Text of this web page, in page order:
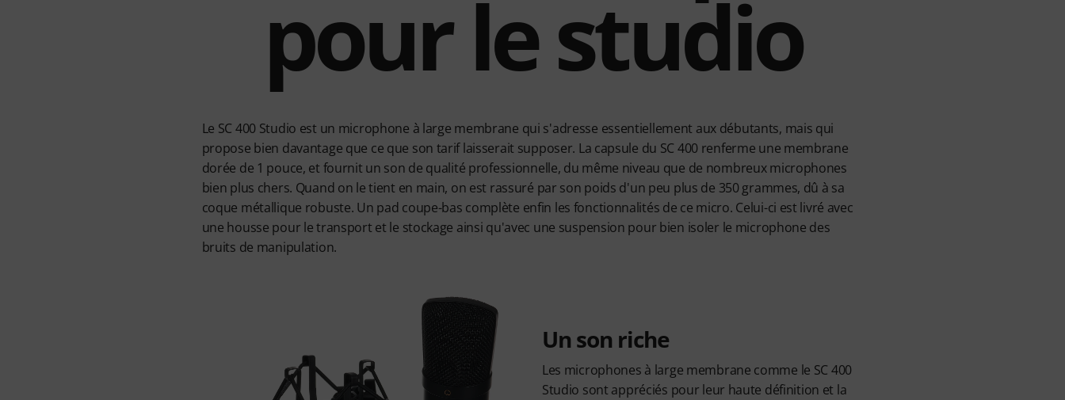
pour le studio
Le SC 400 Studio est un microphone à large membrane qui s'adresse essentiellement aux débutants, mais qui
propose bien davantage que ce que son tarif laisserait supposer. La capsule du SC 400 renferme une membrane
dorée de 1 pouce, et fournit un son de qualité professionnelle, du même niveau que de nombreux microphones
bien plus chers. Quand on le tient en main, on est rassuré par son poids d'un peu plus de 350 grammes, dû à sa
coque métallique robuste. Un pad coupe-bas complète enfin les fonctionnalités de ce micro. Celui-ci est livré avec
une housse pour le transport et le stockage ainsi qu'avec une suspension pour bien isoler le microphone des
bruits de manipulation.
Un son riche
Les microphones à large membrane comme le SC 400
Studio sont appréciés pour leur haute définition et la